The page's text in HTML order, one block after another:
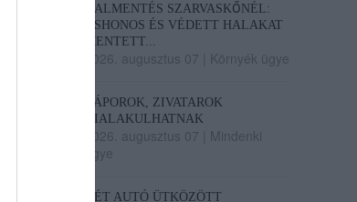
HALMENTÉS SZARVASKŐNÉL:
ŐSHONOS ÉS VÉDETT HALAKAT
MENTETT...
2026. augusztus 07 Környék ügye
ZÁPOROK, ZIVATAROK
KIALAKULHATNAK
2026. augusztus 07
Mindenki
ügye
KÉT AUTÓ ÜTKÖZÖTT